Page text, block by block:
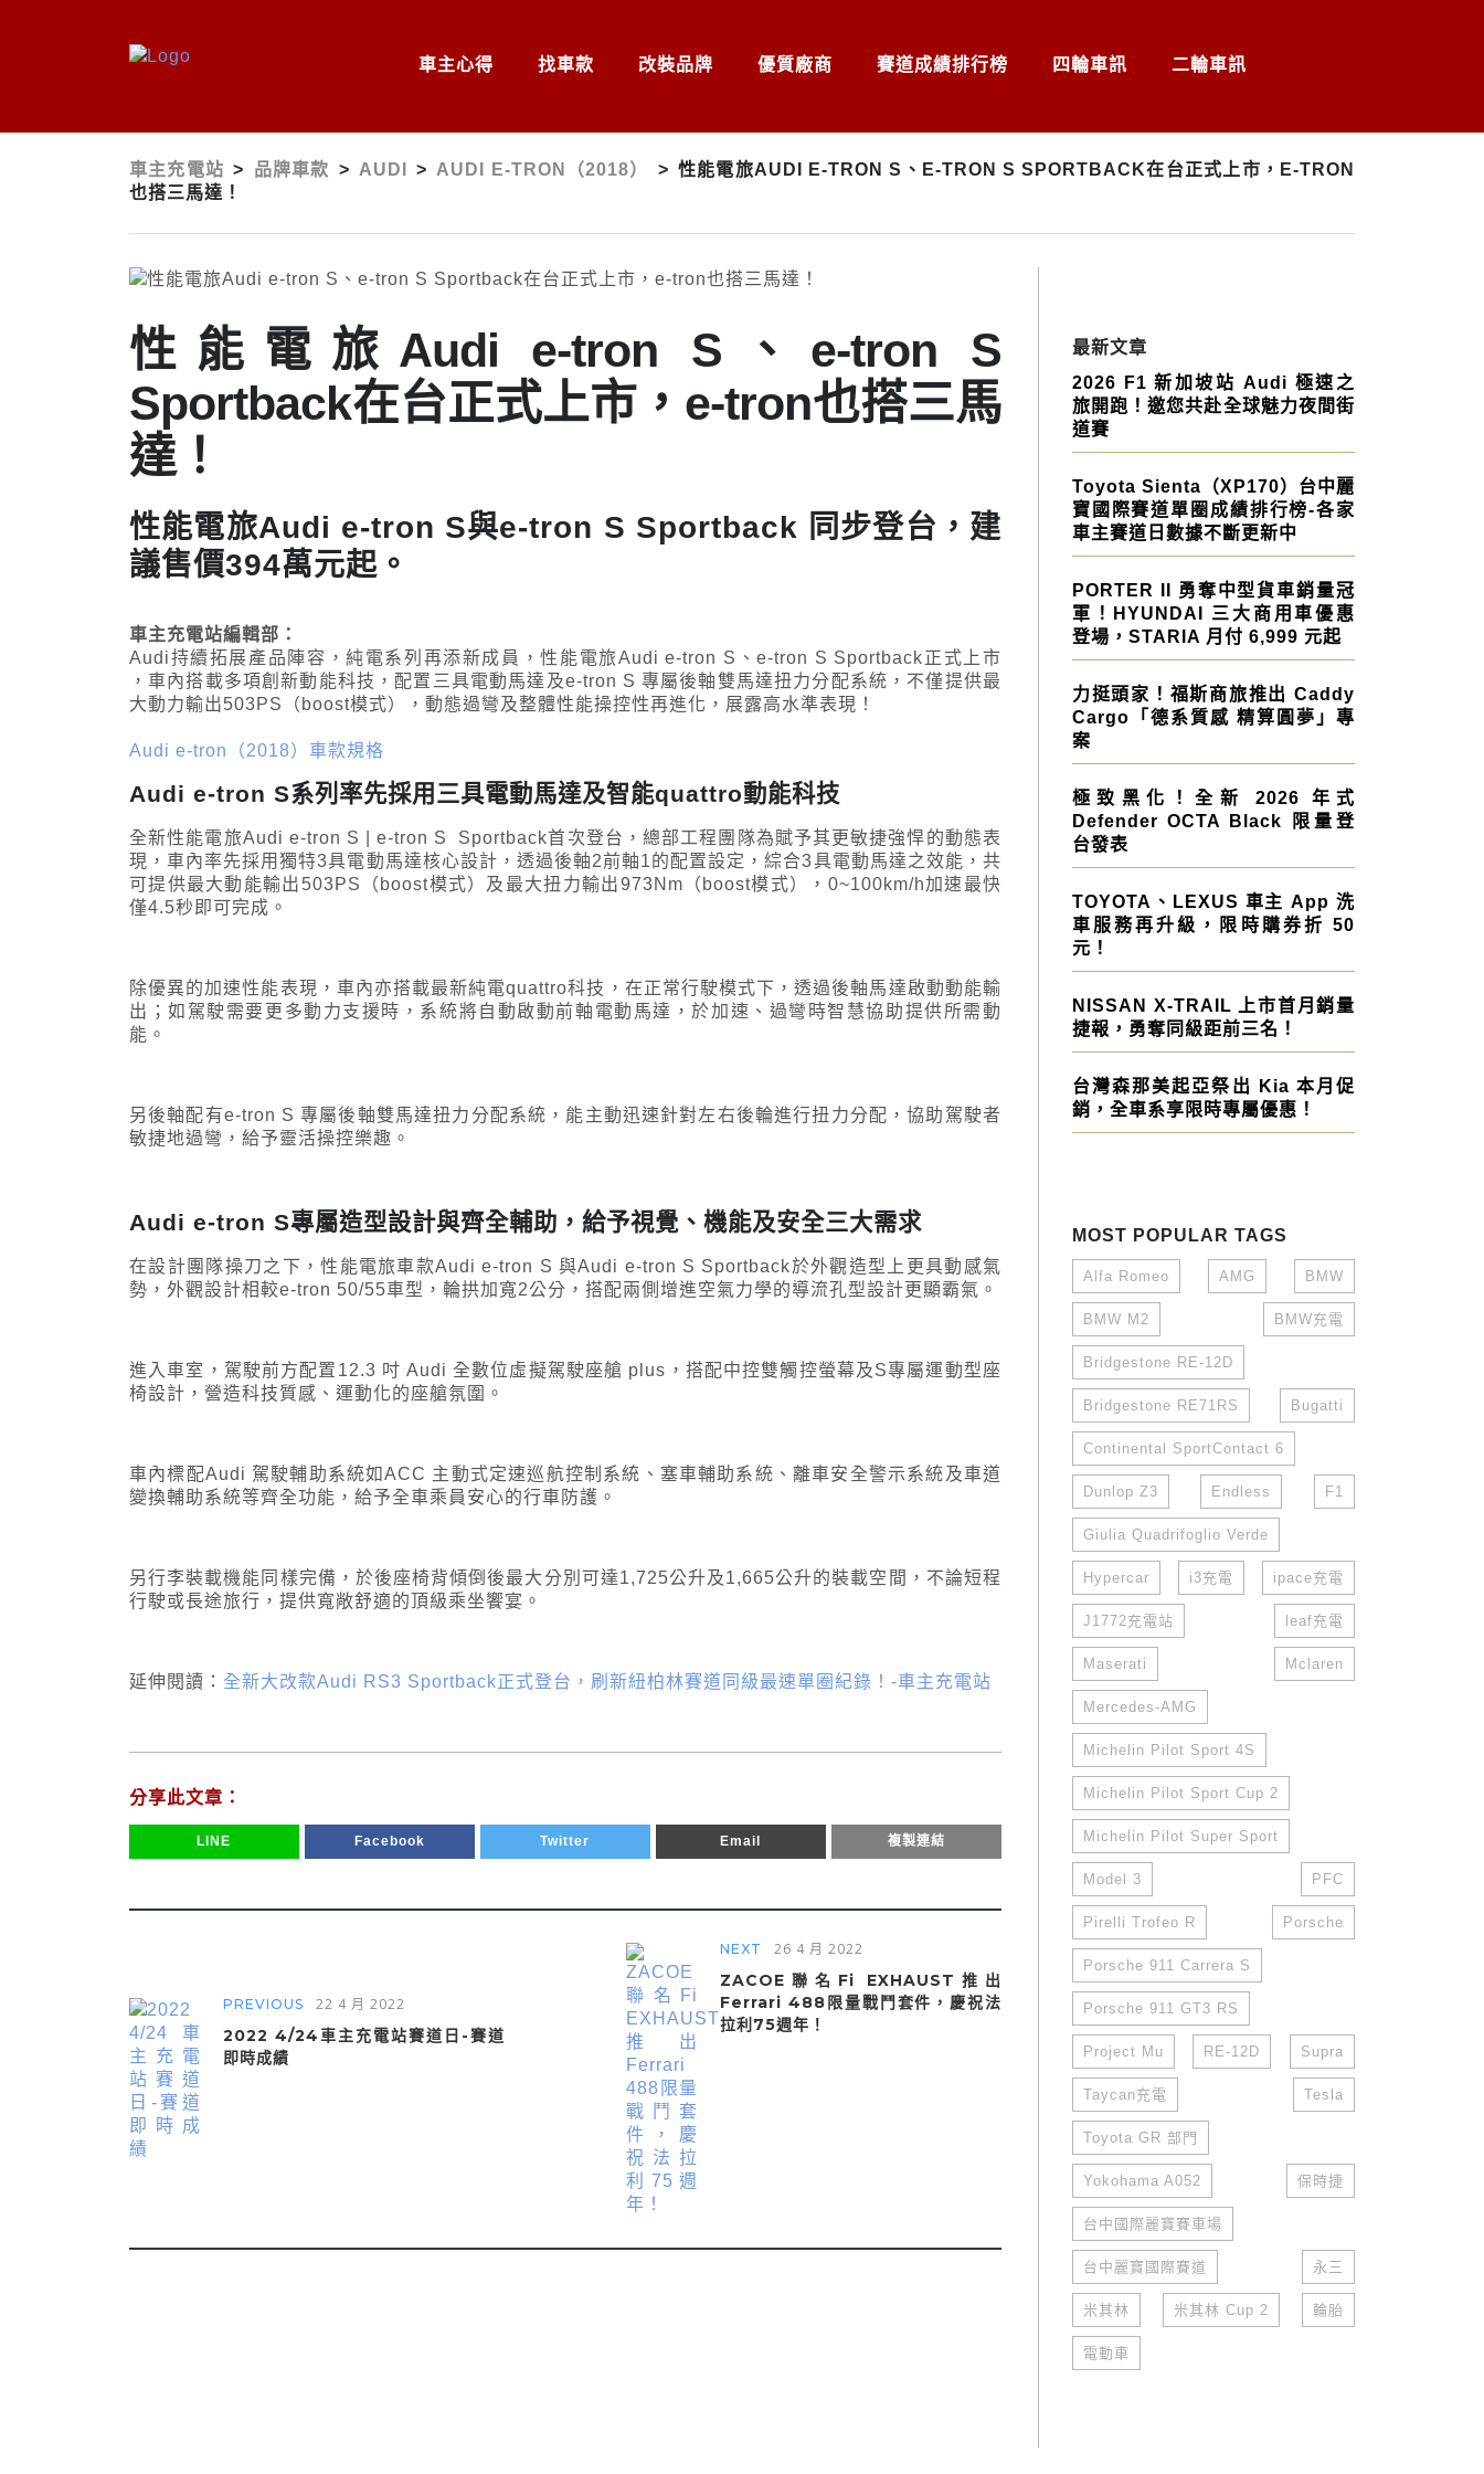
車主心得 找車款 改裝品牌 優質廠商 賽道成績排行榜 四輪車訊 二輪車訊
車主充電站 > 品牌車款 > AUDI > AUDI E-TRON（2018） > 性能電旅AUDI E-TRON S、E-TRON S SPORTBACK在台正式上市，E-TRON
也搭三馬達！
性能電旅Audi e-tron S、e-tron S
Sportback在台正式上市，e-tron也搭三馬
達！
性能電旅Audi e-tron S與e-tron S Sportback 同步登台，建
議售價394萬元起。
車主充電站編輯部：
Audi持續拓展產品陣容，純電系列再添新成員，性能電旅Audi e-tron S、e-tron S Sportback正式上市
，車內搭載多項創新動能科技，配置三具電動馬達及e-tron S 專屬後軸雙馬達扭力分配系統，不僅提供最
大動力輸出503PS（boost模式），動態過彎及整體性能操控性再進化，展露高水準表現！
Audi e-tron（2018）車款規格
Audi e-tron S系列率先採用三具電動馬達及智能quattro動能科技
全新性能電旅Audi e-tron S | e-tron S Sportback首次登台，總部工程團隊為賦予其更敏捷強悍的動態表
現，車內率先採用獨特3具電動馬達核心設計，透過後軸2前軸1的配置設定，綜合3具電動馬達之效能，共
可提供最大動能輸出503PS（boost模式）及最大扭力輸出973Nm（boost模式），0~100km/h加速最快
僅4.5秒即可完成。
除優異的加速性能表現，車內亦搭載最新純電quattro科技，在正常行駛模式下，透過後軸馬達啟動動能輸
出；如駕駛需要更多動力支援時，系統將自動啟動前軸電動馬達，於加速、過彎時智慧協助提供所需動
能。
另後軸配有e-tron S 專屬後軸雙馬達扭力分配系統，能主動迅速針對左右後輪進行扭力分配，協助駕駛者
敏捷地過彎，給予靈活操控樂趣。
Audi e-tron S專屬造型設計與齊全輔助，給予視覺、機能及安全三大需求
在設計團隊操刀之下，性能電旅車款Audi e-tron S 與Audi e-tron S Sportback於外觀造型上更具動感氣
勢，外觀設計相較e-tron 50/55車型，輪拱加寬2公分，搭配兩側增進空氣力學的導流孔型設計更顯霸氣。
進入車室，駕駛前方配置12.3 吋 Audi 全數位虛擬駕駛座艙 plus，搭配中控雙觸控螢幕及S專屬運動型座
椅設計，營造科技質感、運動化的座艙氛圍。
車內標配Audi 駕駛輔助系統如ACC 主動式定速巡航控制系統、塞車輔助系統、離車安全警示系統及車道
變換輔助系統等齊全功能，給予全車乘員安心的行車防護。
另行李裝載機能同樣完備，於後座椅背傾倒後最大分別可達1,725公升及1,665公升的裝載空間，不論短程
行駛或長途旅行，提供寬敞舒適的頂級乘坐饗宴。
延伸閱讀： 全新大改款Audi RS3 Sportback正式登台，刷新紐柏林賽道同級最速單圈紀錄！-車主充電站
分享此文章：
LINE Facebook Twitter Email 複製連結
PREVIOUS 22 4 月 2022
2022 4/24車主充電站賽道日-賽道
即時成績
NEXT 26 4 月 2022
ZACOE聯名Fi EXHAUST推出
Ferrari 488限量戰鬥套件，慶祝法
拉利75週年！
最新文章
2026 F1 新加坡站 Audi 極速之
旅開跑！邀您共赴全球魅力夜間街
道賽
Toyota Sienta（XP170）台中麗
寶國際賽道單圈成績排行榜-各家
車主賽道日數據不斷更新中
PORTER II 勇奪中型貨車銷量冠
軍！HYUNDAI 三大商用車優惠
登場，STARIA 月付 6,999 元起
力挺頭家！福斯商旅推出 Caddy
Cargo「德系質感 精算圓夢」專
案
極致黑化！全新 2026 年式
Defender OCTA Black 限量登
台發表
TOYOTA、LEXUS 車主 App 洗
車服務再升級，限時購券折 50
元！
NISSAN X-TRAIL 上市首月銷量
捷報，勇奪同級距前三名！
台灣森那美起亞祭出 Kia 本月促
銷，全車系享限時專屬優惠！
MOST POPULAR TAGS
Alfa Romeo AMG BMW
BMW M2 BMW充電
Bridgestone RE-12D
Bridgestone RE71RS Bugatti
Continental SportContact 6
Dunlop Z3 Endless F1
Giulia Quadrifoglio Verde
Hypercar i3充電 ipace充電
J1772充電站 leaf充電
Maserati Mclaren
Mercedes-AMG
Michelin Pilot Sport 4S
Michelin Pilot Sport Cup 2
Michelin Pilot Super Sport
Model 3 PFC
Pirelli Trofeo R Porsche
Porsche 911 Carrera S
Porsche 911 GT3 RS
Project Mu RE-12D Supra
Taycan充電 Tesla
Toyota GR 部門
Yokohama A052 保時捷
台中國際麗寶賽車場
台中麗寶國際賽道 永三
米其林 米其林 Cup 2 輪胎
電動車